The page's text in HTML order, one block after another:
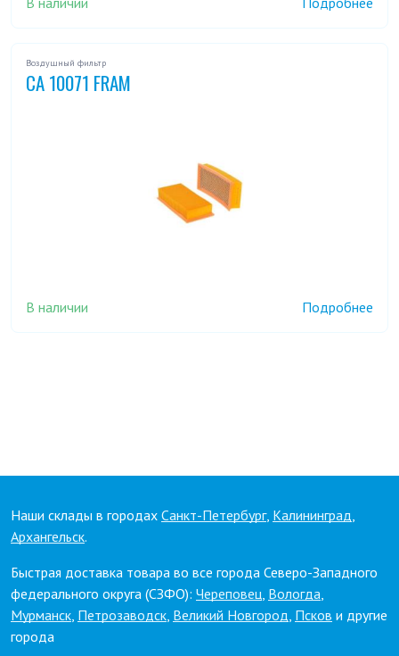
Воздушный фильтр
CA 10071 FRAM
В наличии Подробнее
Наши склады в городах Санкт-Петербург, Калининград,
Архангельск.
Быстрая доставка товара во все города Северо-Западного
федерального округа (СЗФО): Череповец, Вологда,
Мурманск, Петрозаводск, Великий Новгород, Псков и другие
города